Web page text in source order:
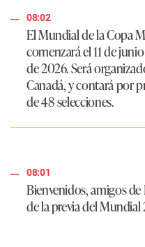
08:02
El Mundial de la Copa
comenzará el 11 de
de 2026. Será
Canadá, y contará por
de 48 selecciones.
08:01
Bienvenidos, amigos
de la previa del Mundial